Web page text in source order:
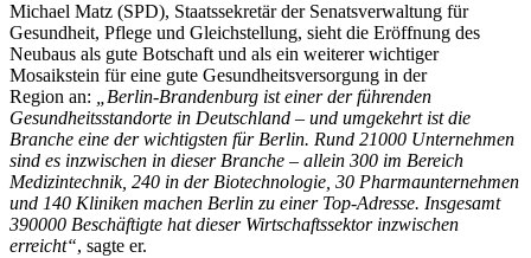
Michael Matz (SPD), Staatssekretär der Senatsverwaltung für
Gesundheit, Pflege und Gleichstellung, sieht die Eröffnung des
Neubaus als gute Botschaft und als ein weiterer wichtiger
Mosaikstein für eine gute Gesundheitsversorgung in der
Region an:
„Berlin-Brandenburg ist einer der führenden
Gesundheitsstandorte in Deutschland – und umgekehrt ist die
Branche eine der wichtigsten für Berlin. Rund 21000 Unternehmen
sind es inzwischen in dieser Branche – allein 300 im Bereich
Medizintechnik, 240 in der Biotechnologie, 30 Pharmaunternehmen
und 140 Kliniken machen Berlin zu einer Top-Adresse. Insgesamt
390000 Beschäftigte hat dieser Wirtschaftssektor inzwischen
erreicht“, sagte er.